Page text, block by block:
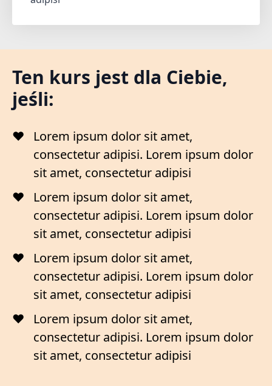
Ten kurs jest dla Ciebie,
jeśli:
Lorem ipsum dolor sit amet,
consectetur adipisi. Lorem ipsum dolor
sit amet, consectetur adipisi
Lorem ipsum dolor sit amet,
consectetur adipisi. Lorem ipsum dolor
sit amet, consectetur adipisi
Lorem ipsum dolor sit amet,
consectetur adipisi. Lorem ipsum dolor
sit amet, consectetur adipisi
Lorem ipsum dolor sit amet,
consectetur adipisi. Lorem ipsum dolor
sit amet, consectetur adipisi